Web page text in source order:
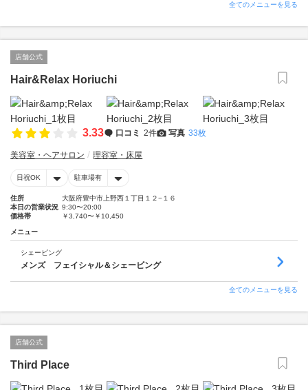
全てのメニューを見る
店舗公式
Hair&Relax Horiuchi
3.33 口コミ 2件 写真 33枚
美容室・ヘアサロン 理容室・床屋
日祝OK 駐車場有
住所
大阪府豊中市上野西１丁目１２−１６
本日の営業状況 9:30〜20:00
価格帯
￥3,740〜￥10,450
メニュー
シェービング
メンズ フェイシャル＆シェービング
全てのメニューを見る
店舗公式
Third Place